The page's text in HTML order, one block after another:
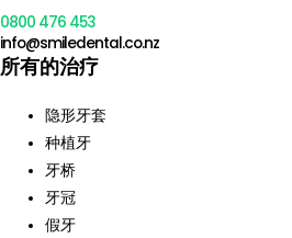
0800 476 453
info@smiledental.co.nz
所有的治疗
隐形牙套
种植牙
牙桥
牙冠
假牙